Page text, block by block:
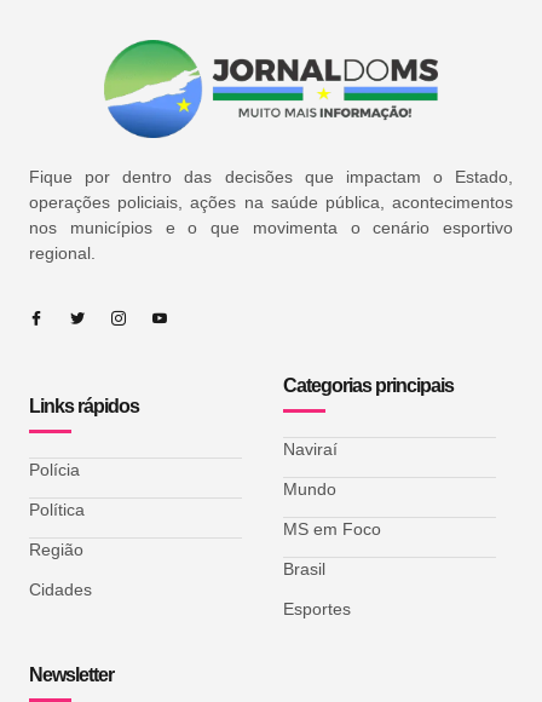
Fique por dentro das decisões que impactam o Estado,
operações policiais, ações na saúde pública, acontecimentos
nos municípios e o que movimenta o cenário esportivo
regional.
Links rápidos
Polícia
Política
Região
Cidades
Categorias principais
Naviraí
Mundo
MS em Foco
Brasil
Esportes
Newsletter